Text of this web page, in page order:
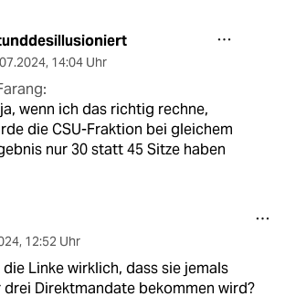
, 14:04 Uhr
wenn ich das richtig rechne,
die CSU-Fraktion bei gleichem
nur 30 statt 45 Sitze haben
, 12:52 Uhr
Linke wirklich, dass sie jemals
drei Direktmandate bekommen wird?